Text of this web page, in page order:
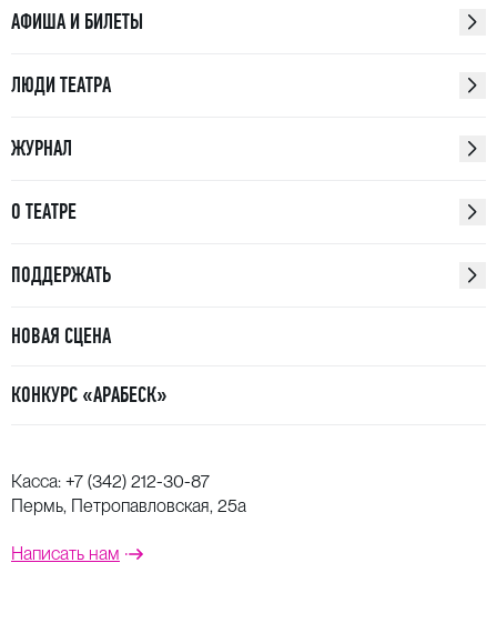
АФИША И БИЛЕТЫ
ЛЮДИ ТЕАТРА
ЖУРНАЛ
О ТЕАТРЕ
ПОДДЕРЖАТЬ
НОВАЯ СЦЕНА
КОНКУРС «АРАБЕСК»
Касса: +7 (342) 212-30-87
Пермь, Петропавловская, 25а
Написать нам